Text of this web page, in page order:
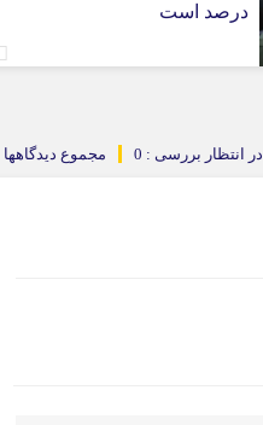
درصد است
مجموع دیدگاهها در انتظار بررسی : 0